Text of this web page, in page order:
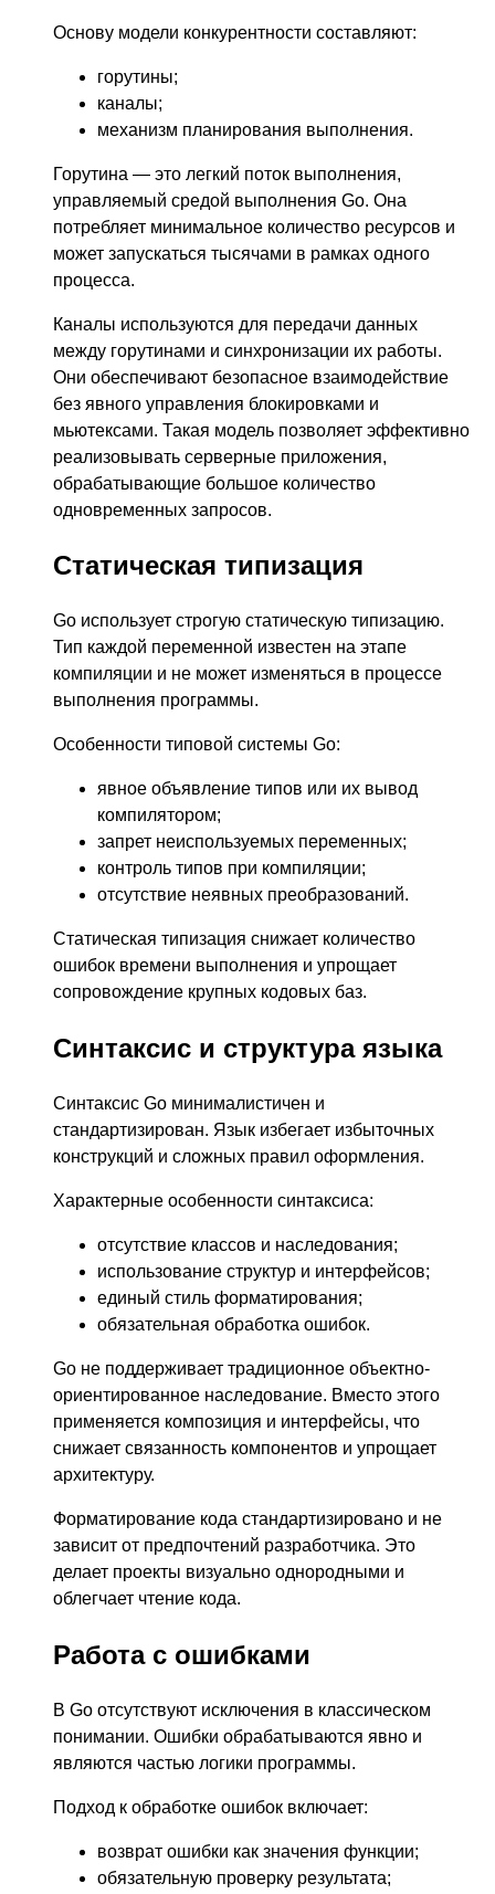
Основу модели конкурентности составляют:
горутины;
каналы;
механизм планирования выполнения.
Горутина — это легкий поток выполнения,
управляемый средой выполнения Go. Она
потребляет минимальное количество ресурсов и
может запускаться тысячами в рамках одного
процесса.
Каналы используются для передачи данных
между горутинами и синхронизации их работы.
Они обеспечивают безопасное взаимодействие
без явного управления блокировками и
мьютексами. Такая модель позволяет эффективно
реализовывать серверные приложения,
обрабатывающие большое количество
одновременных запросов.
Статическая типизация
Go использует строгую статическую типизацию.
Тип каждой переменной известен на этапе
компиляции и не может изменяться в процессе
выполнения программы.
Особенности типовой системы Go:
явное объявление типов или их вывод
компилятором;
запрет неиспользуемых переменных;
контроль типов при компиляции;
отсутствие неявных преобразований.
Статическая типизация снижает количество
ошибок времени выполнения и упрощает
сопровождение крупных кодовых баз.
Синтаксис и структура языка
Синтаксис Go минималистичен и
стандартизирован. Язык избегает избыточных
конструкций и сложных правил оформления.
Характерные особенности синтаксиса:
отсутствие классов и наследования;
использование структур и интерфейсов;
единый стиль форматирования;
обязательная обработка ошибок.
Go не поддерживает традиционное объектно-
ориентированное наследование. Вместо этого
применяется композиция и интерфейсы, что
снижает связанность компонентов и упрощает
архитектуру.
Форматирование кода стандартизировано и не
зависит от предпочтений разработчика. Это
делает проекты визуально однородными и
облегчает чтение кода.
Работа с ошибками
В Go отсутствуют исключения в классическом
понимании. Ошибки обрабатываются явно и
являются частью логики программы.
Подход к обработке ошибок включает:
возврат ошибки как значения функции;
обязательную проверку результата;